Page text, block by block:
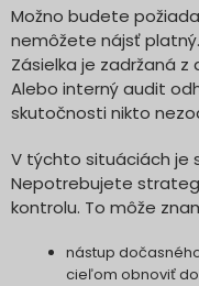
Možno budete
nemôžete nájsť platný.
Zásielka je zadržaná
Alebo interný audit
skutočnosti nikto
V týchto situáciách je
Nepotrebujete
kontrolu. To môže
nástup
cieľom obnoviť